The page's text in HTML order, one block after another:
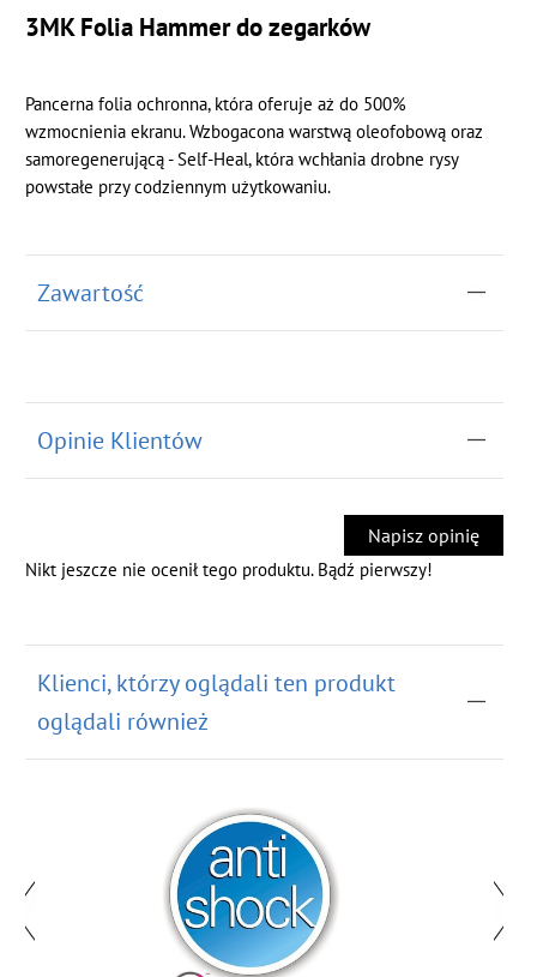
3MK Folia Hammer do zegarków
Pancerna folia ochronna, która oferuje aż do 500%
wzmocnienia ekranu. Wzbogacona warstwą oleofobową oraz
samoregenerującą - Self-Heal, która wchłania drobne rysy
powstałe przy codziennym użytkowaniu.
Zawartość
Opinie Klientów
Napisz opinię
Nikt jeszcze nie ocenił tego produktu. Bądź pierwszy!
Klienci, którzy oglądali ten produkt
oglądali również